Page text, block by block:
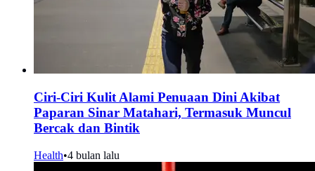
Ciri-Ciri Kulit Alami Penuaan Dini Akibat
Paparan Sinar Matahari, Termasuk Muncul
Bercak dan Bintik
Health•4 bulan lalu